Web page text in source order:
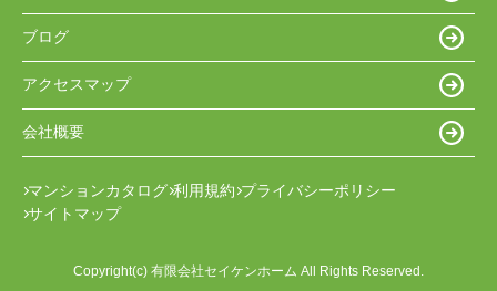
ブログ
アクセスマップ
会社概要
マンションカタログ 利用規約 プライバシーポリシー
サイトマップ
Copyright(c) 有限会社セイケンホーム All Rights Reserved.